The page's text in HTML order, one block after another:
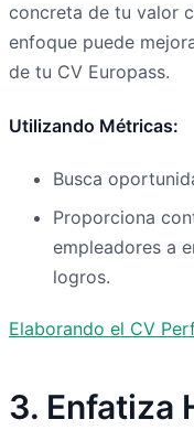
concreta de tu valor
enfoque puede
de tu CV Europass.
Utilizando Métricas:
Busca
Proporciona
empleadores a
logros.
Elaborando el CV
3. Enfatiza